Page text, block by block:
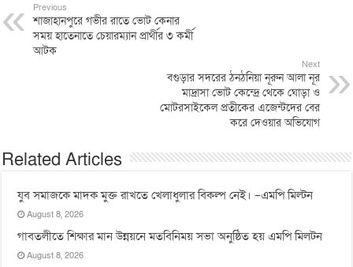
Previous
শাজাহানপুরে গভীর রাতে ভোট কেনার
সময় হাতেনাতে চেয়ারম্যান প্রার্থীর ৩ কর্মী
আটক
Next
বগুড়ার সদরের ঠনঠনিয়া নূরুন আলা নূর
মাদ্রাসা ভোট কেন্দ্রে থেকে ঘোড়া ও
মোটরসাইকেল প্রতীকের এজেন্টদের বের
করে দেওয়ার অভিযোগ
Related Articles
যুব সমাজকে মাদক মুক্ত রাখতে খেলাধুলার বিকল্প নেই। –এমপি মিল্টন
August 8, 2026
‎গাবতলীতে শিক্ষার মান উন্নয়নে ‎মতবিনিময় সভা অনুষ্ঠিত হয় ‎এমপি মিলটন
August 8, 2026